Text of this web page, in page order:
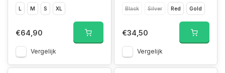
L
M S XL
€64,90
Vergelijk
Black
Silver Red Gold
€34,50
Vergelijk